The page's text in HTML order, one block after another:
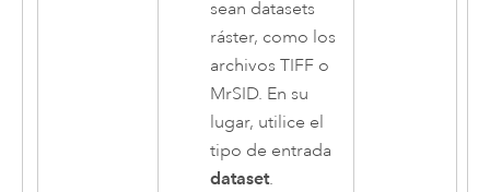
sean datasets
ráster, como los
archivos TIFF o
MrSID. En su
lugar, utilice el
tipo de entrada
dataset.